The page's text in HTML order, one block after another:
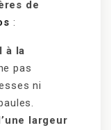
de
:
à la
pas
ni
largeur